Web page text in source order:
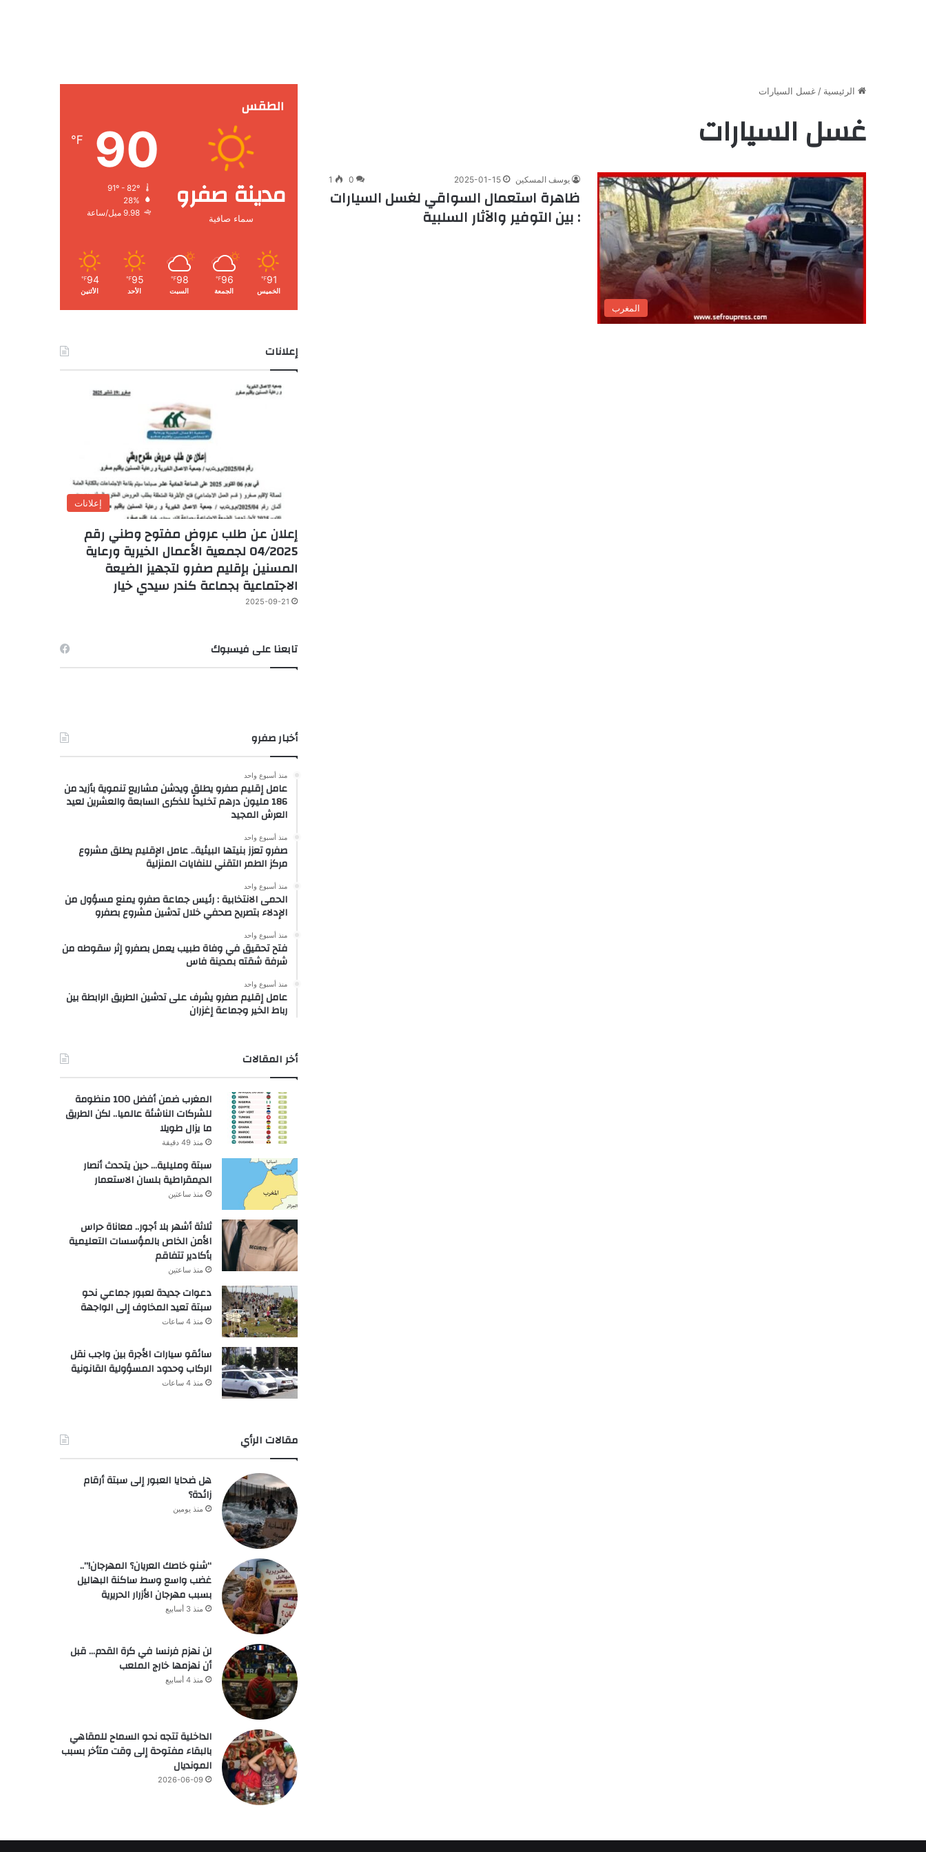
الرئيسية / غسل السيارات
غسل السيارات
المغرب
يوسف المسكين 2025-01-15
0
1
ظاهرة استعمال السواقي لغسل السيارات
: بين التوفير والآثار السلبية
الطقس
مدينة صفرو
سماء صافية
90
℉
28%
9.98 ميل/ساعة
91
℉
الخميس
96
℉
الجمعة
98
℉
السبت
95
℉
الأحد
94
℉
الأثنين
إعلانات
إعلانات
إعلان عن طلب عروض مفتوح وطني رقم
04/2025 لجمعية الأعمال الخيرية ورعاية
المسنين بإقليم صفرو لتجهيز الضيعة
الاجتماعية بجماعة كندر سيدي خيار
2025-09-21
تابعنا على فيسبوك
أخبار صفرو
منذ أسبوع واحد
عامل إقليم صفرو يطلق ويدشن مشاريع تنموية بأزيد من
186 مليون درهم تخليداً للذكرى السابعة والعشرين لعيد
العرش المجيد
منذ أسبوع واحد
صفرو تعزز بنيتها البيئية.. عامل الإقليم يطلق مشروع
مركز الطمر التقني للنفايات المنزلية
منذ أسبوع واحد
الحمى الانتخابية : رئيس جماعة صفرو يمنع مسؤول من
الإدلاء بتصريح صحفي خلال تدشين مشروع بصفرو
منذ أسبوع واحد
فتح تحقيق في وفاة طبيب يعمل بصفرو إثر سقوطه من
شرفة شقته بمدينة فاس
منذ أسبوع واحد
عامل إقليم صفرو يشرف على تدشين الطريق الرابطة بين
رباط الخير وجماعة إغزران
أخر المقالات
المغرب ضمن أفضل 100 منظومة
للشركات الناشئة عالميا.. لكن الطريق
ما يزال طويلا
منذ 49 دقيقة
سبتة ومليلية… حين يتحدث أنصار
الديمقراطية بلسان الاستعمار
منذ ساعتين
ثلاثة أشهر بلا أجور.. معاناة حراس
الأمن الخاص بالمؤسسات التعليمية
بأكادير تتفاقم
منذ ساعتين
دعوات جديدة لعبور جماعي نحو
سبتة تعيد المخاوف إلى الواجهة
منذ 4 ساعات
سائقو سيارات الأجرة بين واجب نقل
الركاب وحدود المسؤولية القانونية
منذ 4 ساعات
مقالات الرأي
هل ضحايا العبور إلى سبتة أرقام
زائدة؟
منذ يومين
“شنو خاصك العريان؟ المهرجان!”..
غضب واسع وسط ساكنة البهاليل
بسبب مهرجان الأزرار الحريرية
منذ 3 أسابيع
لن نهزم فرنسا في كرة القدم… قبل
أن نهزمها خارج الملعب
منذ 4 أسابيع
الداخلية تتجه نحو السماح للمقاهي
بالبقاء مفتوحة إلى وقت متأخر بسبب
المونديال
2026-06-09